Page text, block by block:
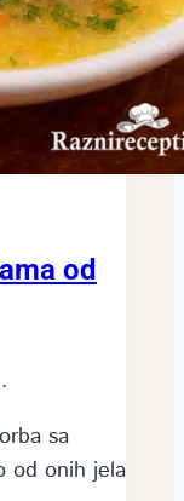
od
sa
od onih jela